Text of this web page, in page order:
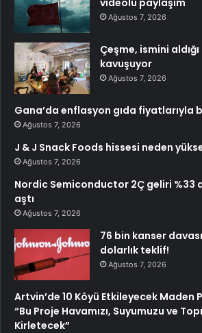
Ağustos 7, 2026
Çeşme, ismini
kavuşuyor
Ağustos 7, 2026
Gana’da enflasyon gıda fiyatlarıyla
Ağustos 7, 2026
J & J Snack Foods hissesi neden
Ağustos 7, 2026
Nordic Semiconductor 2Ç geliri %33
aştı
Ağustos 7, 2026
76 bin kanser
dolarlık teklif!
Ağustos 7, 2026
Artvin’de 10 Köyü Etkileyecek Maden
“Bu Proje Havamızı, Suyumuzu ve
Kirletecek”